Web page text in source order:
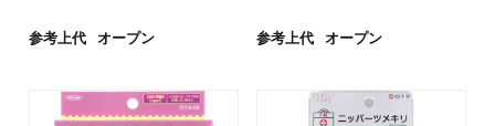
参考上代 オープン 参考上代 オープン